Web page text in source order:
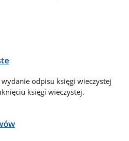
odpisu księgi wieczystej
księgi wieczystej.